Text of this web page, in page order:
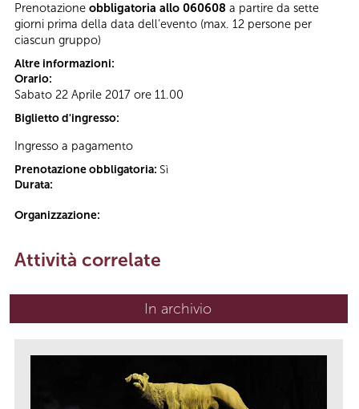
Prenotazione obbligatoria allo 060608 a partire da sette
giorni prima della data dell’evento (max. 12 persone per
ciascun gruppo)
Altre informazioni:
Orario:
Sabato 22 Aprile 2017 ore 11.00
Biglietto d'ingresso:
Ingresso a pagamento
Prenotazione obbligatoria: Sì
Durata:
Organizzazione:
Attività correlate
In archivio